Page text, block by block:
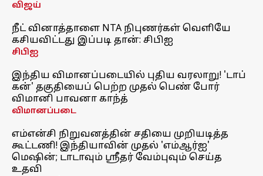
விஜய்
நீட் வினாத்தாளை NTA நிபுணர்கள் வெளியே
கசியவிட்டது இப்படி தான்: சிபிஐ
சிபிஐ
இந்திய விமானப்படையில் புதிய வரலாறு! 'டாப்
கன்' தகுதியைப் பெற்ற முதல் பெண் போர்
விமானி பாவனா காந்த்
விமானப்படை
எம்என்சி நிறுவனத்தின் சதியை முறியடித்த
கூட்டணி! இந்தியாவின் முதல் 'எம்ஆர்ஐ'
மெஷின்; டாடாவும் ஸ்ரீதர் வேம்புவும் செய்த
உதவி